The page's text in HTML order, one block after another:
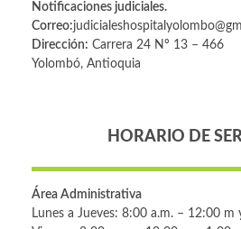
Notificaciones judiciales.
Correo:
Dirección: Carrera 24 Nº 13 – 466
Yolombó, Antioquia
HORARIO DE
Área Administrativa
Lunes a Jueves: 8:00 a.m. – 12:00